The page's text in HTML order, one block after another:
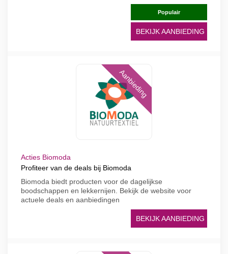
Populair
BEKIJK AANBIEDING
Aanbieding
Acties Biomoda
Profiteer van de deals bij Biomoda
Biomoda biedt producten voor de dagelijkse
boodschappen en lekkernijen. Bekijk de website voor
actuele deals en aanbiedingen
BEKIJK AANBIEDING